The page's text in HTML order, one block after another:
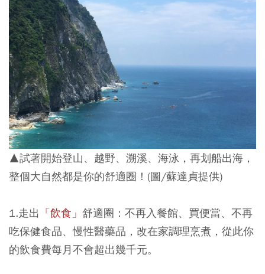
▲試著開始登山、越野、溯溪、海泳，再划船出海，
整個大自然都是你的舒適圈！(圖/蘇達貞提供)
1.走出 「飲食」 舒適圈：不再入餐館、買便當、不再
吃保健食品、慢性醫藥品，改在家調理烹煮，從此你
的飲食費每月不會超出幾千元。